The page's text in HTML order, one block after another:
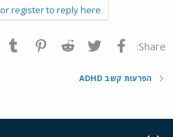
register to reply here.
Share: פייסבוק Twitter
Reddit
הפרעות קשב ADHD